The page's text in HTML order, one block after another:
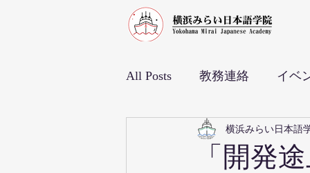
All Posts 教務連絡 イベ
地域交流
「開発
横浜みらい日本語